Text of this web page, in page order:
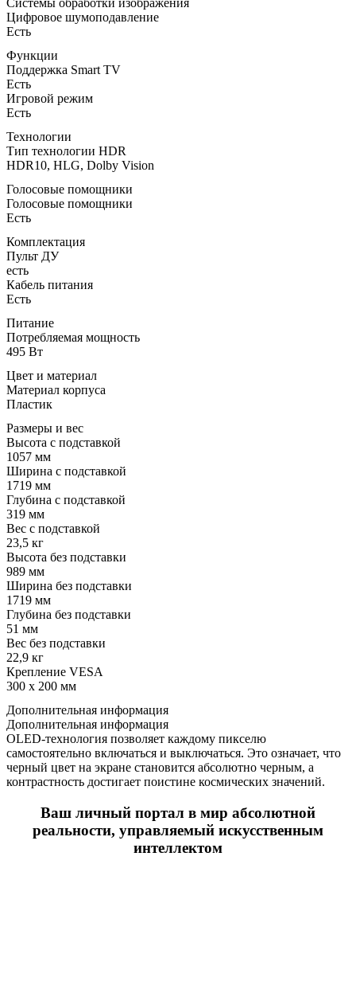
Цифровое шумоподавление
Есть
Функции
Поддержка Smart TV
Есть
Игровой режим
Есть
Технологии
Тип технологии HDR
HDR10, HLG, Dolby Vision
Голосовые помощники
Голосовые помощники
Есть
Комплектация
Пульт ДУ
есть
Кабель питания
Есть
Питание
Потребляемая мощность
495 Вт
Цвет и материал
Материал корпуса
Пластик
Размеры и вес
Высота с подставкой
1057 мм
Ширина с подставкой
1719 мм
Глубина с подставкой
319 мм
Вес с подставкой
23,5 кг
Высота без подставки
989 мм
Ширина без подставки
1719 мм
Глубина без подставки
51 мм
Вес без подставки
22,9 кг
Крепление VESA
300 x 200 мм
Дополнительная информация
Дополнительная информация
OLED-технология позволяет каждому пикселю
самостоятельно включаться и выключаться. Это означает, что
черный цвет на экране становится абсолютно черным, а
контрастность достигает поистине космических значений.
Ваш личный портал в мир абсолютной
реальности, управляемый искусственным
интеллектом